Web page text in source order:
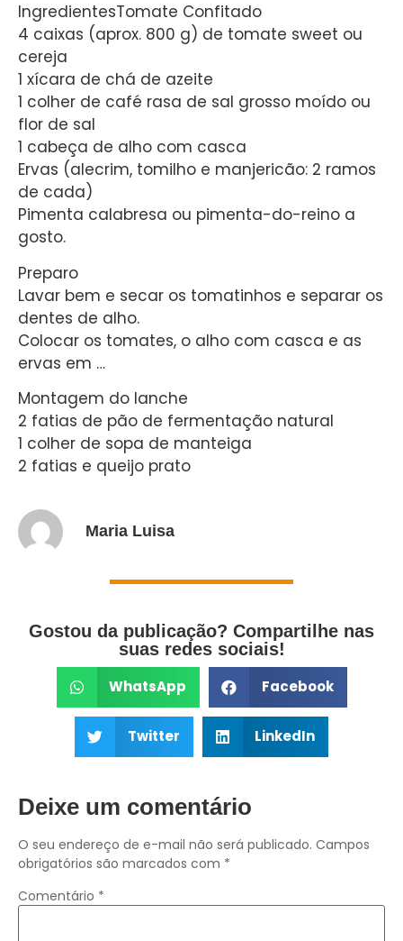
IngredientesTomate Confitado
4 caixas (aprox. 800 g) de tomate sweet ou
cereja
1 xícara de chá de azeite
1 colher de café rasa de sal grosso moído ou
flor de sal
1 cabeça de alho com casca
Ervas (alecrim, tomilho e manjericão: 2 ramos
de cada)
Pimenta calabresa ou pimenta-do-reino a
gosto.
Preparo
Lavar bem e secar os tomatinhos e separar os
dentes de alho.
Colocar os tomates, o alho com casca e as
ervas em …
Montagem do lanche
2 fatias de pão de fermentação natural
1 colher de sopa de manteiga
2 fatias e queijo prato
Maria Luisa
Gostou da publicação? Compartilhe nas
suas redes sociais!
WhatsApp Facebook
Twitter LinkedIn
Deixe um comentário
O seu endereço de e-mail não será publicado. Campos
obrigatórios são marcados com *
Comentário *